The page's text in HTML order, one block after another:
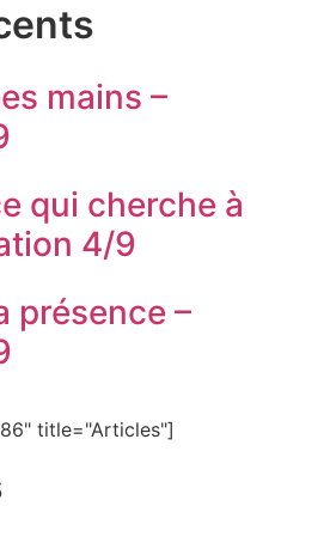
mains –
qui cherche à
4/9
présence –
title="Articles"]